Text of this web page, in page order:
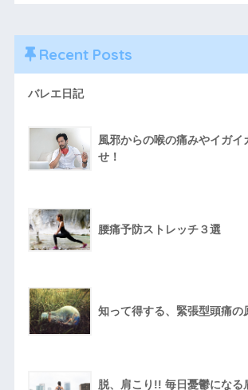
Recent Posts
バレエ日記
風邪からの喉の痛みやイガイ
せ！
腰痛予防ストレッチ３選
知って得する、緊張型頭痛の
脱、肩こり!! 毎日憂鬱になる